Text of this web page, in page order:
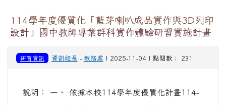
114學年度優質化「藍芽喇叭成品實作與3D列印
設計」國中教師專業群科實作體驗研習實施計畫
研習資訊 資訊組長 - 教務處 | 2025-11-04 | 點閱數： 231
說明： 一、 依據本校114學年度優質化計畫114-